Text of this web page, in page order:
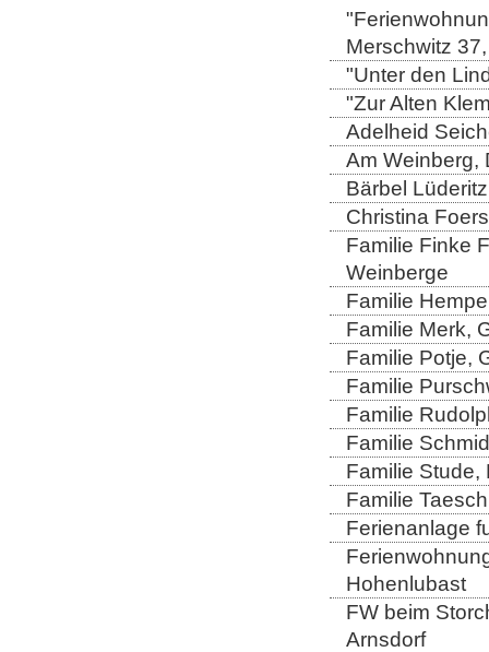
Merschwitz
"Unter den
"Zur Alten
Adelheid
Am Weinberg,
Bärbel
Christina
Familie Finke
Weinberge
Familie
Familie Merk,
Familie Potje,
Familie
Familie
Familie
Familie Stude,
Familie
Ferienanlage
Hohenlubast
FW beim
Arnsdorf